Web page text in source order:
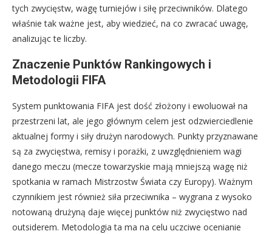
tych zwycięstw, wagę turniejów i siłę przeciwników. Dlatego
właśnie tak ważne jest, aby wiedzieć, na co zwracać uwagę,
analizując te liczby.
Znaczenie Punktów Rankingowych i
Metodologii FIFA
System punktowania FIFA jest dość złożony i ewoluował na
przestrzeni lat, ale jego głównym celem jest odzwierciedlenie
aktualnej formy i siły drużyn narodowych. Punkty przyznawane
są za zwycięstwa, remisy i porażki, z uwzględnieniem wagi
danego meczu (mecze towarzyskie mają mniejszą wagę niż
spotkania w ramach Mistrzostw Świata czy Europy). Ważnym
czynnikiem jest również siła przeciwnika – wygrana z wysoko
notowaną drużyną daje więcej punktów niż zwycięstwo nad
outsiderem. Metodologia ta ma na celu uczciwe ocenianie